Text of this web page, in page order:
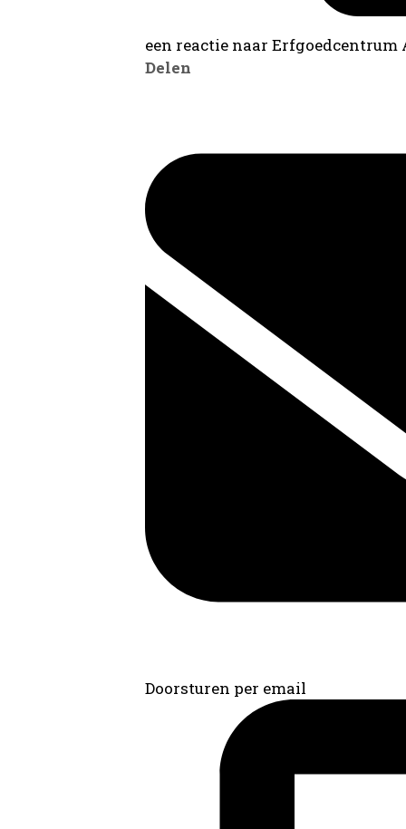
een reactie naar
Delen
Doorsturen per email